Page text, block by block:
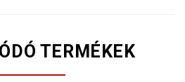
TERMÉKEK